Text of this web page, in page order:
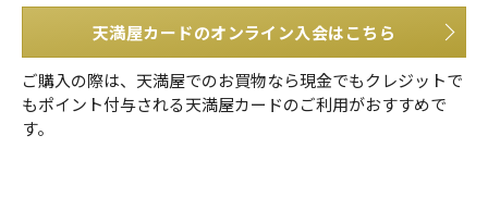
天満屋カードのオンライン入会はこちら
ご購入の際は、天満屋でのお買物なら現金でもクレジットで
もポイント付与される天満屋カードのご利用がおすすめで
す。